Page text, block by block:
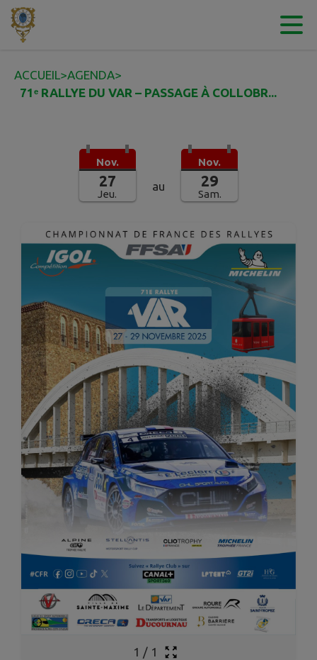
Contenu
ACCUEIL>AGENDA>
71ᵉ RALLYE DU VAR – PASSAGE À COLLOBR...
Nov.
27
Jeu.
au
Nov.
29
Sam.
1 / 1